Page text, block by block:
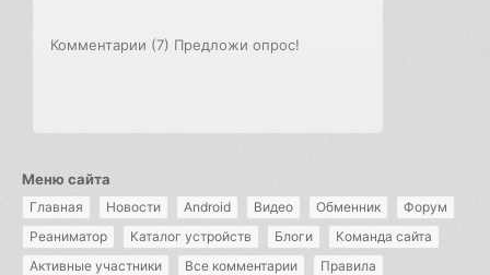
Комментарии (7) Предложи опрос!
Меню сайта
Главная Новости Android Видео Обменник
Форум
Реаниматор
Каталог устройств Блоги
Команда сайта
Активные участники
Все комментарии Правила